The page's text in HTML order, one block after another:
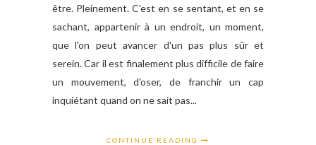
être. Pleinement. C'est en se sentant, et en se
sachant, appartenir à un endroit, un moment,
que l'on peut avancer d'un pas plus sûr et
serein. Car il est finalement plus difficile de faire
un mouvement, d'oser, de franchir un cap
inquiétant quand on ne sait pas...
CONTINUE READING